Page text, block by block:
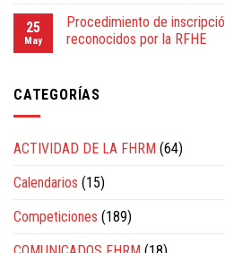
25
May
Procedimiento de
reconocidos por la RFHE
CATEGORÍAS
ACTIVIDAD DE LA FHRM (64)
Calendarios (15)
Competiciones (189)